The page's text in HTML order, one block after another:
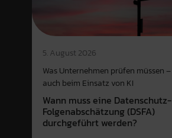
5. August 2026
Was Unternehmen prüfen müssen –
auch beim Einsatz von KI
Wann muss eine Datenschutz-
Folgenabschätzung (DSFA)
durchgeführt werden?